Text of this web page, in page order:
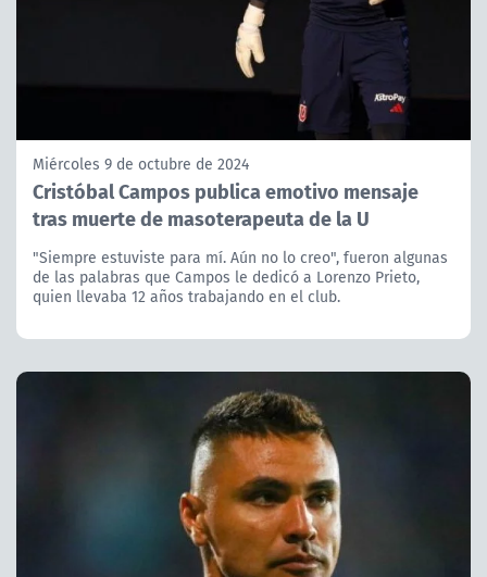
Miércoles 9 de octubre de 2024
Cristóbal Campos publica emotivo mensaje
tras muerte de masoterapeuta de la U
"Siempre estuviste para mí. Aún no lo creo", fueron algunas
de las palabras que Campos le dedicó a Lorenzo Prieto,
quien llevaba 12 años trabajando en el club.